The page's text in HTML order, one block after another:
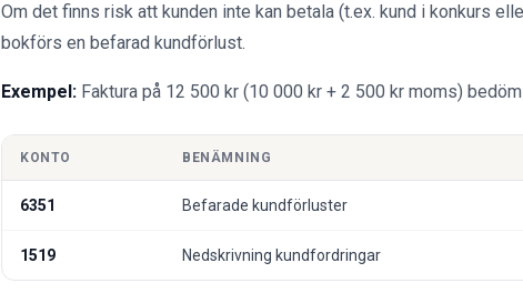
Om det finns risk att kunden inte kan betala (t.ex. kund i konkurs
bokförs en befarad kundförlust.
Exempel: Faktura på 12 500 kr (10 000 kr + 2 500 kr moms)
KONTO BENÄMNING
6351 Befarade kundförluster
1519 Nedskrivning kundfordringar